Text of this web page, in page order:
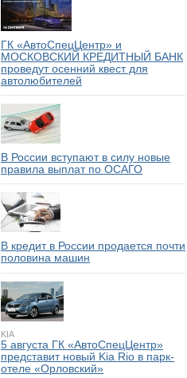
ГК «АвтоСпецЦентр» и
МОСКОВСКИЙ КРЕДИТНЫЙ БАНК
проведут осенний квест для
автолюбителей
В России вступают в силу новые
правила выплат по ОСАГО
В кредит в России продается почти
половина машин
KIA
5 августа ГК «АвтоСпецЦентр»
представит новый Kia Rio в парк-
отеле «Орловский»